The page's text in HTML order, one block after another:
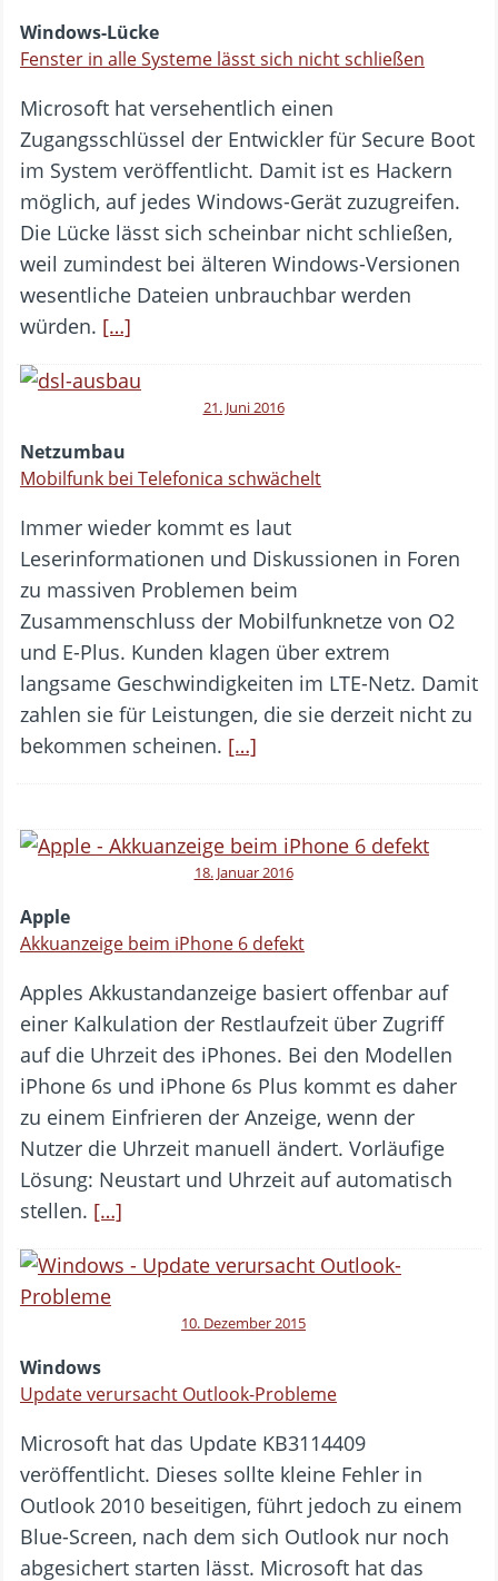
Windows-Lücke
Fenster in alle Systeme lässt sich nicht schließen
Microsoft hat versehentlich einen
Zugangsschlüssel der Entwickler für Secure Boot
im System veröffentlicht. Damit ist es Hackern
möglich, auf jedes Windows-Gerät zuzugreifen.
Die Lücke lässt sich scheinbar nicht schließen,
weil zumindest bei älteren Windows-Versionen
wesentliche Dateien unbrauchbar werden
würden. […]
21. Juni 2016
Netzumbau
Mobilfunk bei Telefonica schwächelt
Immer wieder kommt es laut
Leserinformationen und Diskussionen in Foren
zu massiven Problemen beim
Zusammenschluss der Mobilfunknetze von O2
und E-Plus. Kunden klagen über extrem
langsame Geschwindigkeiten im LTE-Netz. Damit
zahlen sie für Leistungen, die sie derzeit nicht zu
bekommen scheinen. […]
18. Januar 2016
Apple
Akkuanzeige beim iPhone 6 defekt
Apples Akkustandanzeige basiert offenbar auf
einer Kalkulation der Restlaufzeit über Zugriff
auf die Uhrzeit des iPhones. Bei den Modellen
iPhone 6s und iPhone 6s Plus kommt es daher
zu einem Einfrieren der Anzeige, wenn der
Nutzer die Uhrzeit manuell ändert. Vorläufige
Lösung: Neustart und Uhrzeit auf automatisch
stellen. […]
10. Dezember 2015
Windows
Update verursacht Outlook-Probleme
Microsoft hat das Update KB3114409
veröffentlicht. Dieses sollte kleine Fehler in
Outlook 2010 beseitigen, führt jedoch zu einem
Blue-Screen, nach dem sich Outlook nur noch
abgesichert starten lässt. Microsoft hat das